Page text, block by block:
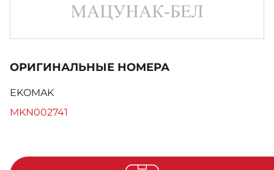
ОРИГИНАЛЬНЫЕ НОМЕРА
EKOMAK
MKN002741